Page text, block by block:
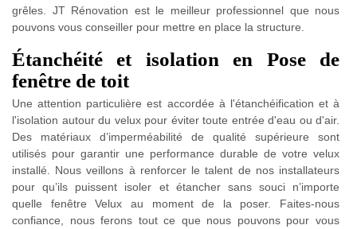
grêles. JT Rénovation est le meilleur professionnel que nous
pouvons vous conseiller pour mettre en place la structure.
Étanchéité et isolation en Pose de
fenêtre de toit
Une attention particulière est accordée à l'étanchéification et à
l'isolation autour du velux pour éviter toute entrée d'eau ou d'air.
Des matériaux d’imperméabilité de qualité supérieure sont
utilisés pour garantir une performance durable de votre velux
installé. Nous veillons à renforcer le talent de nos installateurs
pour qu’ils puissent isoler et étancher sans souci n’importe
quelle fenêtre Velux au moment de la poser. Faites-nous
confiance, nous ferons tout ce que nous pouvons pour vous